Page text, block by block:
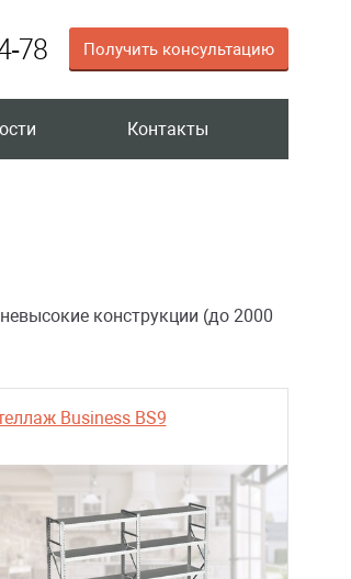
78 Получить консультацию
Контакты
конструкции (до 2000
Business BS9